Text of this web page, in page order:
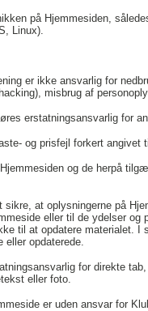
på Hjemmesiden,
Linux).
er ikke ansvarlig for
misbrug af
erstatningsansvarlig for
og prisfejl forkert angivet
og de herpå
at oplysningerne på
eller til de ydelser
til at opdatere materialet. I
eller opdaterede.
for direkte
eller foto.
er uden ansvar for